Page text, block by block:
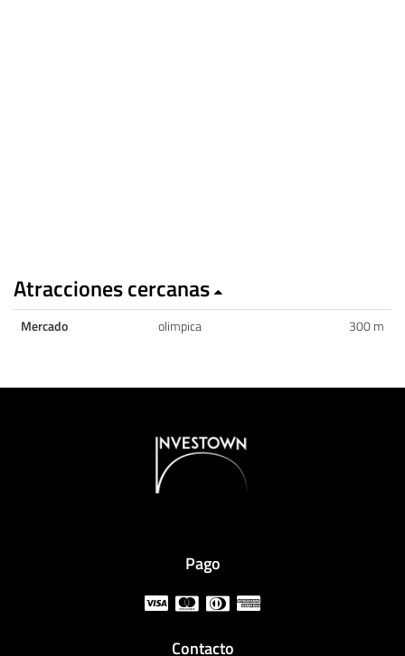
Atracciones cercanas
Mercado olimpica 300 m
Pago
Contacto